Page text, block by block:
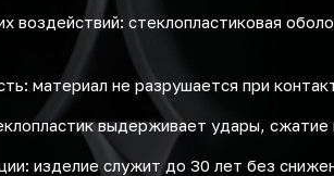
воздействий: стеклопластиковая
материал не разрушается при
выдерживает удары, сжатие
изделие служит до 30 лет без